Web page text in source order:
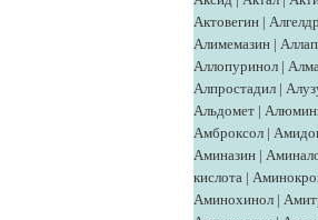
Актовегин |
Алимемазин |
Аллопуринол |
Алпростадил |
Альдомет |
Амброксол |
Аминазин |
кислота |
Аминохинол |